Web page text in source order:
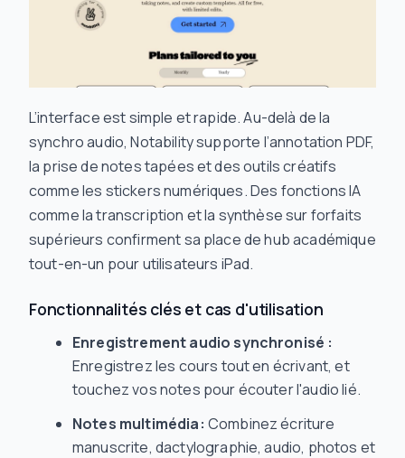
L’interface est simple et rapide. Au-delà de la
synchro audio, Notability supporte l’annotation PDF,
la prise de notes tapées et des outils créatifs
comme les stickers numériques. Des fonctions IA
comme la transcription et la synthèse sur forfaits
supérieurs confirment sa place de hub académique
tout-en-un pour utilisateurs iPad.
Fonctionnalités clés et cas d'utilisation
Enregistrement audio synchronisé :
Enregistrez les cours tout en écrivant, et
touchez vos notes pour écouter l'audio lié.
Notes multimédia: Combinez écriture
manuscrite, dactylographie, audio, photos et